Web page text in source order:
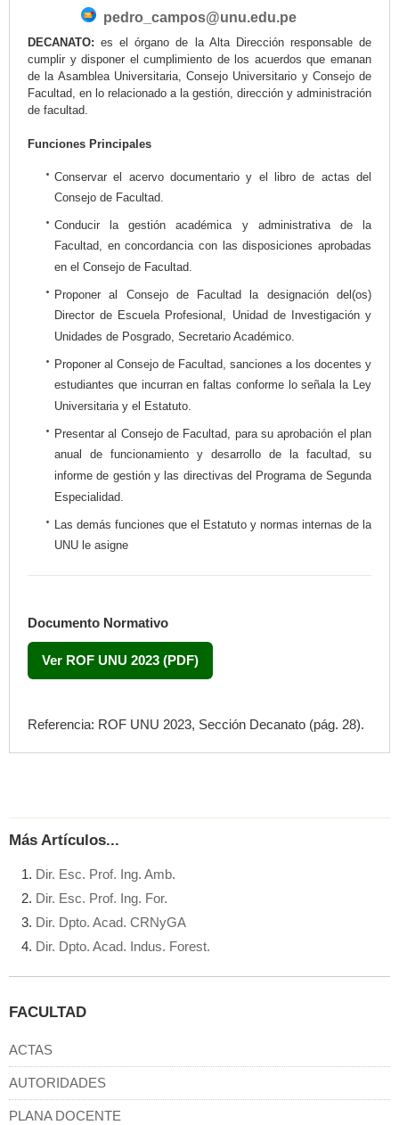
pedro_campos@unu.edu.pe
DECANATO: es el órgano de la Alta Dirección responsable de
cumplir y disponer el cumplimiento de los acuerdos que emanan
de la Asamblea Universitaria, Consejo Universitario y Consejo de
Facultad, en lo relacionado a la gestión, dirección y administración
de facultad.
Funciones Principales
Conservar el acervo documentario y el libro de actas del
Consejo de Facultad.
Conducir la gestión académica y administrativa de la
Facultad, en concordancia con las disposiciones aprobadas
en el Consejo de Facultad.
Proponer al Consejo de Facultad la designación del(os)
Director de Escuela Profesional, Unidad de Investigación y
Unidades de Posgrado, Secretario Académico.
Proponer al Consejo de Facultad, sanciones a los docentes y
estudiantes que incurran en faltas conforme lo señala la Ley
Universitaria y el Estatuto.
Presentar al Consejo de Facultad, para su aprobación el plan
anual de funcionamiento y desarrollo de la facultad, su
informe de gestión y las directivas del Programa de Segunda
Especialidad.
Las demás funciones que el Estatuto y normas internas de la
UNU le asigne
Documento Normativo
Ver ROF UNU 2023 (PDF)
Referencia: ROF UNU 2023, Sección Decanato (pág. 28).
Más Artículos...
Dir. Esc. Prof. Ing. Amb.
Dir. Esc. Prof. Ing. For.
Dir. Dpto. Acad. CRNyGA
Dir. Dpto. Acad. Indus. Forest.
FACULTAD
ACTAS
AUTORIDADES
PLANA DOCENTE